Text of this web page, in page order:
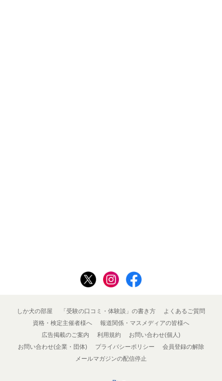
しか犬の部屋 「受験の口コミ・体験談」の書き方
よくあるご質問
資格・検定主催者様へ
報道関係・マスメディアの皆様へ
広告掲載のご案内
利用規約
お問い合わせ(個人)
お問い合わせ(企業・団体)
プライバシーポリシー
会員登録の解除
メールマガジンの配信停止